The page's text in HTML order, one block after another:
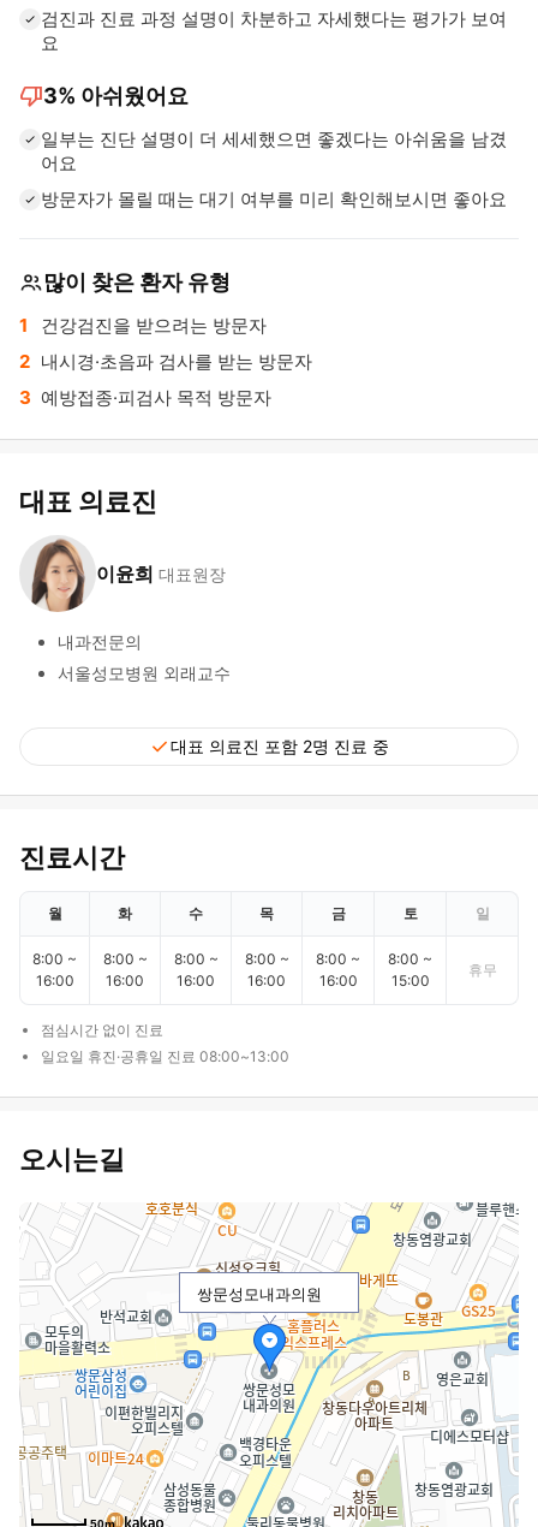
검진과 진료 과정 설명이 차분하고 자세했다는 평가가 보여
요
thumb_down3% 아쉬웠어요
일부는 진단 설명이 더 세세했으면 좋겠다는 아쉬움을 남겼
어요
방문자가 몰릴 때는 대기 여부를 미리 확인해보시면 좋아요
많이 찾은 환자 유형
건강검진을 받으려는 방문자
내시경·초음파 검사를 받는 방문자
예방접종·피검사 목적 방문자
대표 의료진
이윤희 대표원장
내과전문의
서울성모병원 외래교수
check대표 의료진 포함 2명 진료 중
진료시간
월 화 수 목 금 토 일
8:00 ~
16:00
8:00 ~
16:00
8:00 ~
16:00
8:00 ~
16:00
8:00 ~
16:00
8:00 ~
15:00
휴무
점심시간 없이 진료
일요일 휴진·공휴일 진료 08:00~13:00
오시는길
쌍문성모내과의원
50m